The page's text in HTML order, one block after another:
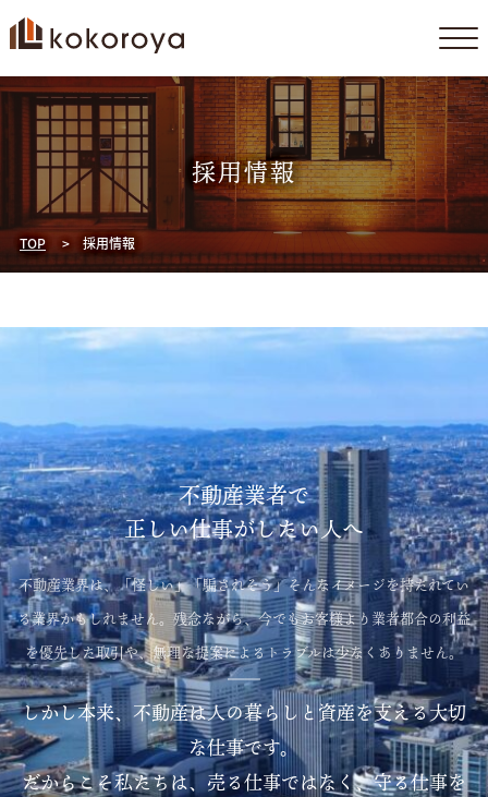
コ
ス
キ
ッ
採用情報
TOP 採用情報
不動産業者で
正しい仕事がしたい人へ
不動産業界は、「怪しい」「騙されそう」そんなイメージを持たれてい
る業界かもしれません。残念ながら、今でもお客様より業者都合の利益
を優先した取引や、無理な提案によるトラブルは少なくありません。
しかし本来、不動産は人の暮らしと資産を支える大切
な仕事です。
だからこそ私たちは、売る仕事ではなく、守る仕事を